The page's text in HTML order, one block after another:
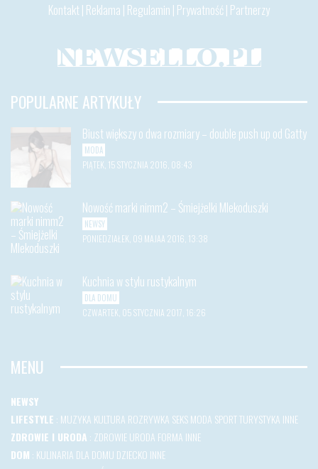
Kontakt | Reklama | Regulamin | Prywatność| Partnerzy
POPULARNE ARTYKUŁY
Biust większy o dwa rozmiary – double push up od Gatty
MODA
PIĄTEK, 15 STYCZNIA 2016, 08:43
Nowość marki nimm2 – Śmiejżelki Mlekoduszki
NEWSY
PONIEDZIAŁEK, 09 MAJAA 2016, 13:38
Kuchnia w stylu rustykalnym
DLA DOMU
CZWARTEK, 05 STYCZNIA 2017, 16:26
MENU
NEWSY
LIFESTYLE : MUZYKA KULTURA ROZRYWKA SEKSMODA SPORTTURYSTYKA INNE
ZDROWIE I URODA : ZDROWIEURODA FORMA INNE
DOM : KULINARIA DLA DOMU DZIECKO INNE